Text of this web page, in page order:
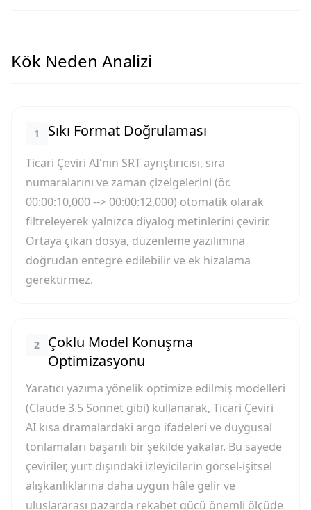
Kök Neden Analizi
1 Sıkı Format Doğrulaması
Ticari Çeviri AI'nın SRT ayrıştırıcısı, sıra
numaralarını ve zaman çizelgelerini (ör.
00:00:10,000 --> 00:00:12,000) otomatik olarak
filtreleyerek yalnızca diyalog metinlerini çevirir.
Ortaya çıkan dosya, düzenleme yazılımına
doğrudan entegre edilebilir ve ek hizalama
gerektirmez.
2
Çoklu Model Konuşma
Optimizasyonu
Yaratıcı yazıma yönelik optimize edilmiş modelleri
(Claude 3.5 Sonnet gibi) kullanarak, Ticari Çeviri
AI kısa dramalardaki argo ifadeleri ve duygusal
tonlamaları başarılı bir şekilde yakalar. Bu sayede
çeviriler, yurt dışındaki izleyicilerin görsel-işitsel
alışkanlıklarına daha uygun hâle gelir ve
uluslararası pazarda rekabet gücü önemli ölçüde